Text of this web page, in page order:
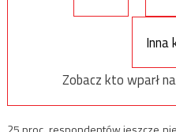
Inna
Zobacz kto wparł